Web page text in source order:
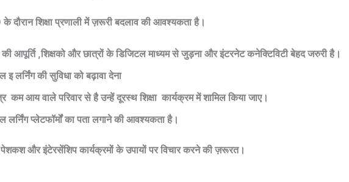
दौरान शिक्षा प्रणाली में ज़रूरी बदलाव की आवश्यकता है।
कीआपूर्ति ,शिक्षकोऔरछात्रोंकेडिजिटलमाध्यमसेजुड़नाऔरइंटरनेटकनेक्टिविटीबेहदजरुरीहै।
इलर्निंगकीसुविधाकोबढ़ावादेना
कमआयवालेपरिवारसेहैउन्हेंदूरस्थशिक्षा कार्यक्रममेंशामिलकियाजाए।
लर्निंगप्लेटफॉर्मोंकापतालगानेकीआवश्यकताहै।
पेशकशऔरइंटेरसेंशिपकार्यक्रमोंकेउपायोंपरविचारकरनेकीज़रूरत।